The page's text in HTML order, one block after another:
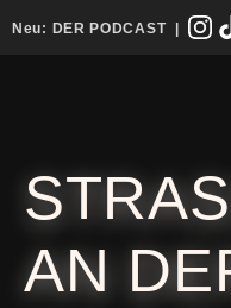
Neu: DER PODCAST|
AN